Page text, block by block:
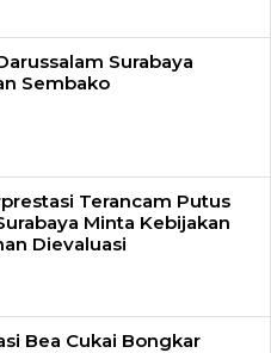
Surabaya
Sembako
Terancam Putus
Minta Kebijakan
Dievaluasi
Bea Cukai Bongkar